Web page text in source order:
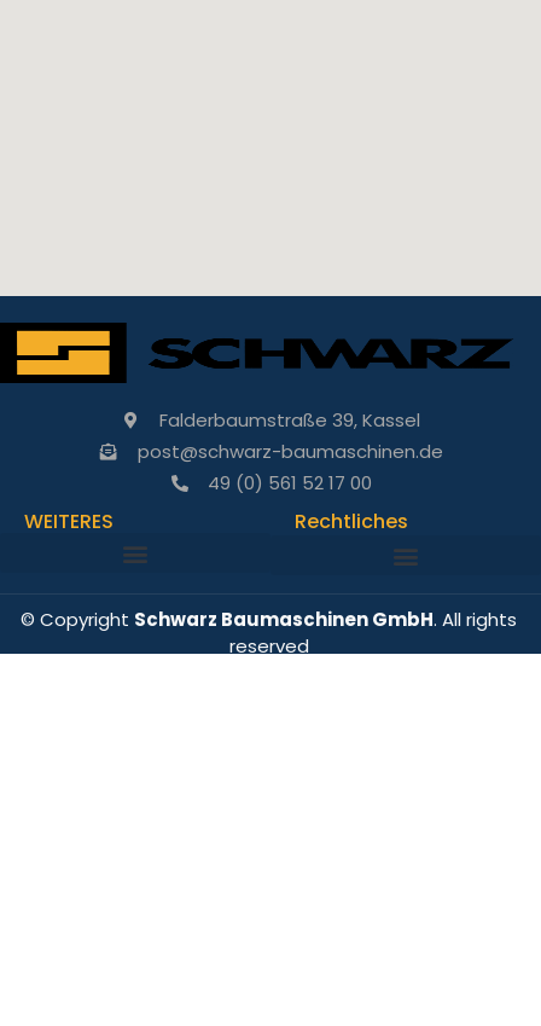
Falderbaumstraße 39, Kassel
post@schwarz-baumaschinen.de
49 (0) 561 52 17 00
WEITERES Rechtliches
© Copyright Schwarz Baumaschinen GmbH. All rights
reserved